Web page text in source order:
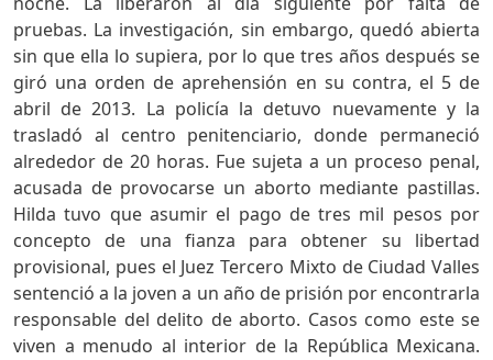
pruebas. La investigación, sin embargo, quedó abierta
sin que ella lo supiera, por lo que tres años después se
giró una orden de aprehensión en su contra, el 5 de
abril de 2013. La policía la detuvo nuevamente y la
trasladó al centro penitenciario, donde permaneció
alrededor de 20 horas. Fue sujeta a un proceso penal,
acusada de provocarse un aborto mediante pastillas.
Hilda tuvo que asumir el pago de tres mil pesos por
concepto de una fianza para obtener su libertad
provisional, pues el Juez Tercero Mixto de Ciudad Valles
sentenció a la joven a un año de prisión por encontrarla
responsable del delito de aborto. Casos como este se
viven a menudo al interior de la República Mexicana.